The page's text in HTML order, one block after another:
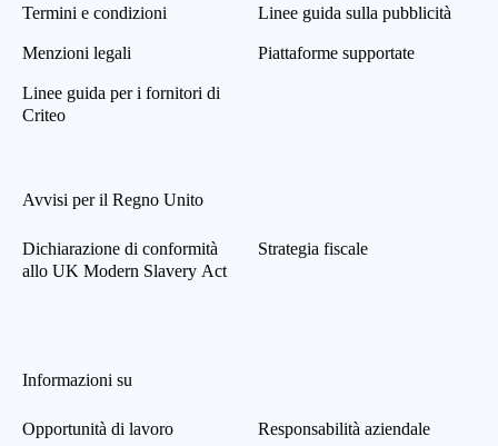
Termini e condizioni
Menzioni legali
Linee guida per i fornitori di
Criteo
Linee guida sulla pubblicità
Piattaforme supportate
Avvisi per il Regno Unito
Dichiarazione di conformità
allo UK Modern Slavery Act
Strategia fiscale
Informazioni su
Opportunità di lavoro Responsabilità aziendale